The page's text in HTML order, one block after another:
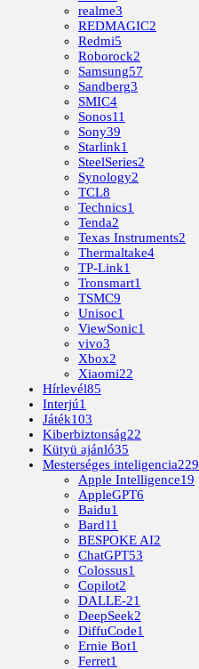
realme3
REDMAGIC2
Redmi5
Roborock2
Samsung57
Sandberg3
SMIC4
Sonos11
Sony39
Starlink1
SteelSeries2
Synology2
TCL8
Technics1
Tenda2
Texas Instruments2
Thermaltake4
TP-Link1
Tronsmart1
TSMC9
Unisoc1
ViewSonic1
vivo3
Xbox2
Xiaomi22
Hírlevél85
Interjú1
Játék103
Kiberbiztonság22
Kütyü ajánló35
Mesterséges inteligencia229
Apple Intelligence19
AppleGPT6
Baidu1
Bard11
BESPOKE AI2
ChatGPT53
Colossus1
Copilot2
DALLE-21
DeepSeek2
DiffuCode1
Ernie Bot1
Ferret1